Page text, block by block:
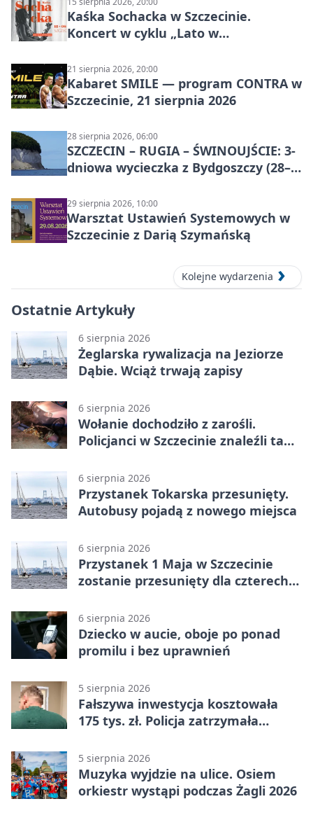
Kaśka Sochacka w Szczecinie.
Koncert w cyklu „Lato w
21 sierpnia 2026, 20:00
Kabaret SMILE — program CONTRA w
Szczecinie, 21 sierpnia 2026
28 sierpnia 2026, 06:00
SZCZECIN – RUGIA – ŚWINOUJŚCIE: 3-
dniowa wycieczka z Bydgoszczy (28–
29 sierpnia 2026, 10:00
Warsztat Ustawień Systemowych w
Szczecinie z Darią Szymańską
Kolejne wydarzenia
Ostatnie Artykuły
6 sierpnia 2026
Żeglarska rywalizacja na Jeziorze
Dąbie. Wciąż trwają zapisy
6 sierpnia 2026
Wołanie dochodziło z zarośli.
Policjanci w Szczecinie znaleźli tam
6 sierpnia 2026
Przystanek Tokarska przesunięty.
Autobusy pojadą z nowego miejsca
6 sierpnia 2026
Przystanek 1 Maja w Szczecinie
zostanie przesunięty dla czterech
6 sierpnia 2026
Dziecko w aucie, oboje po ponad
promilu i bez uprawnień
5 sierpnia 2026
Fałszywa inwestycja kosztowała
175 tys. zł. Policja zatrzymała
5 sierpnia 2026
Muzyka wyjdzie na ulice. Osiem
orkiestr wystąpi podczas Żagli 2026